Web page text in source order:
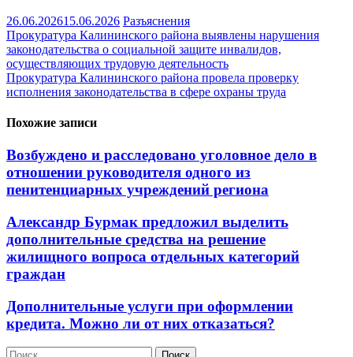
26.06.202615.06.2026 Разъяснения
Навигация
по
записям
Прокуратура Калининского района выявлены нарушения
законодательства о социальной защите инвалидов,
осуществляющих трудовую деятельность
Прокуратура Калининского района провела проверку
исполнения законодательства в сфере охраны труда
Похожие записи
Возбуждено и расследовано уголовное дело в
отношении руководителя одного из
пенитенциарных учреждений региона
Александр Бурмак предложил выделить
дополнительные средства на решение
жилищного вопроса отдельных категорий
граждан
Дополнительные услуги при оформлении
кредита. Можно ли от них отказаться?
Найти: